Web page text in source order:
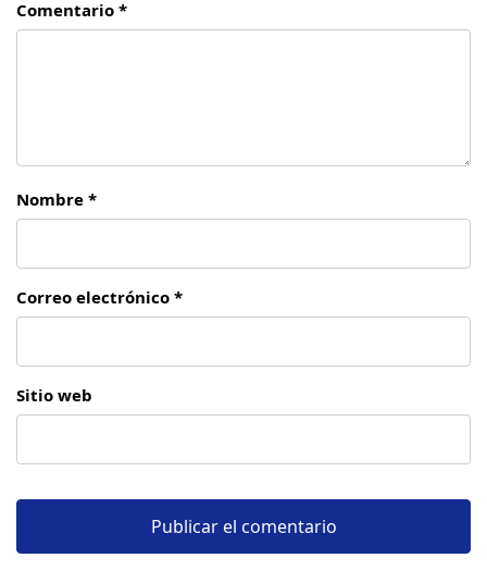
Comentario *
Nombre *
Correo electrónico *
Sitio web